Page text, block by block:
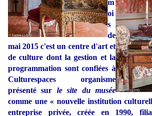
m
oi
s
de
mai 2015 c'est un centre d'art et
de culture dont la gestion et la
programmation sont confiées à
Culturespaces organisme
présenté sur le site du musée
comme une « nouvelle institution
entreprise privée, créée en 1990,